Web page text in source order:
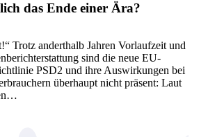
das Ende einer Ära?
Trotz anderthalb Jahren Vorlaufzeit und
sind die neue EU-
PSD2 und ihre Auswirkungen bei
überhaupt nicht präsent: Laut